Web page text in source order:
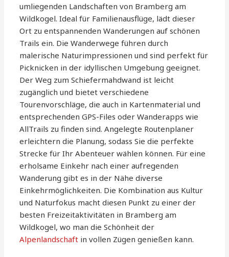
umliegenden Landschaften von Bramberg am
Wildkogel. Ideal für Familienausflüge, lädt dieser
Ort zu entspannenden Wanderungen auf schönen
Trails ein. Die Wanderwege führen durch
malerische Naturimpressionen und sind perfekt für
Picknicken in der idyllischen Umgebung geeignet.
Der Weg zum Schiefermahdwand ist leicht
zugänglich und bietet verschiedene
Tourenvorschläge, die auch in Kartenmaterial und
entsprechenden GPS-Files oder Wanderapps wie
AllTrails zu finden sind. Angelegte Routenplaner
erleichtern die Planung, sodass Sie die perfekte
Strecke für Ihr Abenteuer wählen können. Für eine
erholsame Einkehr nach einer aufregenden
Wanderung gibt es in der Nähe diverse
Einkehrmöglichkeiten. Die Kombination aus Kultur
und Naturfokus macht diesen Punkt zu einer der
besten Freizeitaktivitäten in Bramberg am
Wildkogel, wo man die Schönheit der
Alpenlandschaft in vollen Zügen genießen kann.